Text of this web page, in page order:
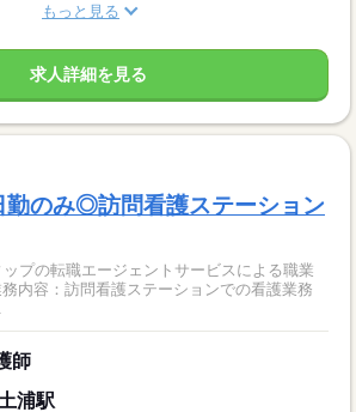
もっと見る
求人詳細を見る
勤のみ◎訪問看護ステーション
プの転職エージェントサービスによる職業
内容：訪問看護ステーションでの看護業務
師
浦駅